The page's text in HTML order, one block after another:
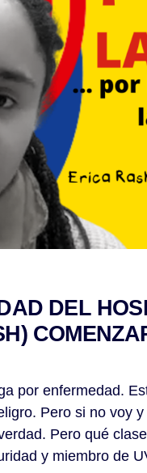
DEL
por enfermedad.
Pero si no voy
Pero qué
y miembro de